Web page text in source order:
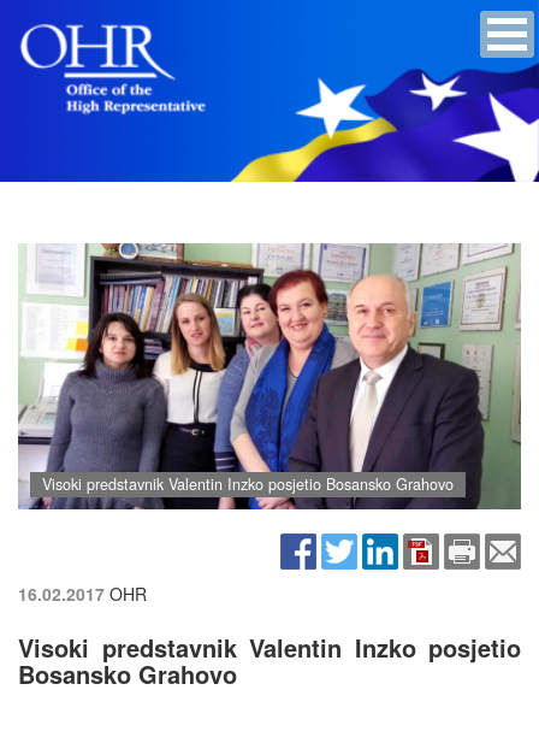
Visoki predstavnik Valentin Inzko posjetio Bosansko Grahovo
16.02.2017 OHR
Visoki predstavnik Valentin Inzko posjetio
Bosansko Grahovo